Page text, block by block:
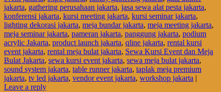
jakarta, gathering perusahaan jakarta, jasa sewa alat pesta jakarta,
konferensi jakarta, kursi meeting jakarta, kursi seminar jakarta,
lighting dekorasi jakarta, meja bundar jakarta, meja meeting jakarta,
meja seminar jakarta, pameran jakarta, panggung jakarta, podium
acrylic Jakarta, product launch jakarta, qline jakarta, rental kursi
event jakarta, rental meja bulat jakarta, Sewa Kursi Event dan Meja
Bulat Jakarta, sewa kursi event jakarta, sewa meja bulat jakarta,
sound system jakarta, table runner jakarta, taplak meja premium
jakarta, tv led jakarta, vendor event jakarta, workshop jakarta |
Leave a reply